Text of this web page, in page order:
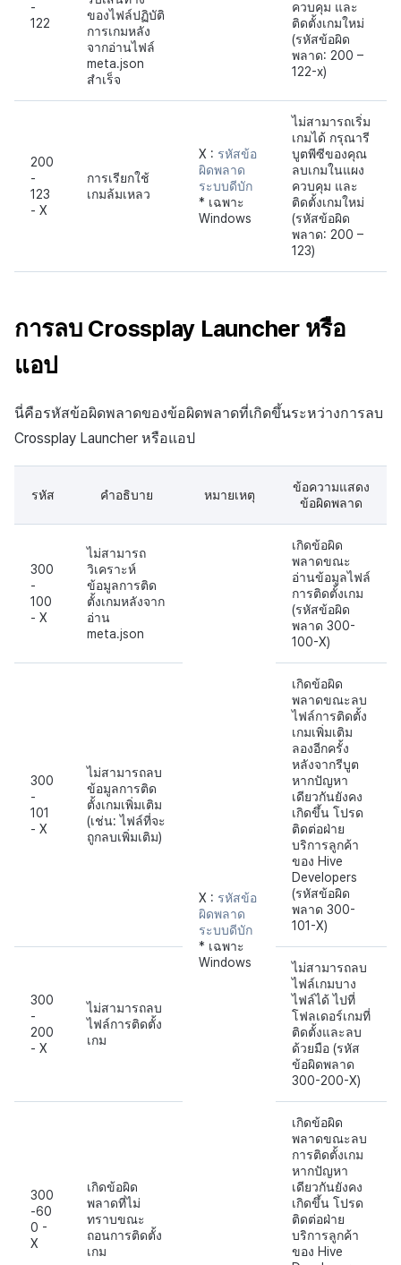
-
122
ของไฟล์ปฏิบัติ
การเกมหลัง
จากอ่านไฟล์
meta.json
สำเร็จ
ควบคุม และ
ติดตั้งเกมใหม่
(รหัสข้อผิด
พลาด: 200 –
122-x)
200
-
123
- X
การเรียกใช้
เกมล้มเหลว
X : รหัสข้อ
ผิดพลาด
ระบบดีบัก
* เฉพาะ
Windows
ไม่สามารถเริ่ม
เกมได้ กรุณารี
บูตพีซีของคุณ
ลบเกมในแผง
ควบคุม และ
ติดตั้งเกมใหม่
(รหัสข้อผิด
พลาด: 200 –
123)
การลบ Crossplay Launcher หรือ
แอป
นี่คือรหัสข้อผิดพลาดของข้อผิดพลาดที่เกิดขึ้นระหว่างการลบ
Crossplay Launcher หรือแอป
รหัส คำอธิบาย หมายเหตุ
ข้อความแสดง
ข้อผิดพลาด
300
-
100
- X
ไม่สามารถ
วิเคราะห์
ข้อมูลการติด
ตั้งเกมหลังจาก
อ่าน
meta.json
X : รหัสข้อ
ผิดพลาด
ระบบดีบัก
* เฉพาะ
Windows
เกิดข้อผิด
พลาดขณะ
อ่านข้อมูลไฟล์
การติดตั้งเกม
(รหัสข้อผิด
พลาด 300-
100-X)
300
-
101
- X
ไม่สามารถลบ
ข้อมูลการติด
ตั้งเกมเพิ่มเติม
(เช่น: ไฟล์ที่จะ
ถูกลบเพิ่มเติม)
เกิดข้อผิด
พลาดขณะลบ
ไฟล์การติดตั้ง
เกมเพิ่มเติม
ลองอีกครั้ง
หลังจากรีบูต
หากปัญหา
เดียวกันยังคง
เกิดขึ้น โปรด
ติดต่อฝ่าย
บริการลูกค้า
ของ Hive
Developers
(รหัสข้อผิด
พลาด 300-
101-X)
300
-
200
- X
ไม่สามารถลบ
ไฟล์การติดตั้ง
เกม
ไม่สามารถลบ
ไฟล์เกมบาง
ไฟล์ได้ ไปที่
โฟลเดอร์เกมที่
ติดตั้งและลบ
ด้วยมือ (รหัส
ข้อผิดพลาด
300-200-X)
300
-60
0 -
X
เกิดข้อผิด
พลาดที่ไม่
ทราบขณะ
ถอนการติดตั้ง
เกม
เกิดข้อผิด
พลาดขณะลบ
การติดตั้งเกม
หากปัญหา
เดียวกันยังคง
เกิดขึ้น โปรด
ติดต่อฝ่าย
บริการลูกค้า
ของ Hive